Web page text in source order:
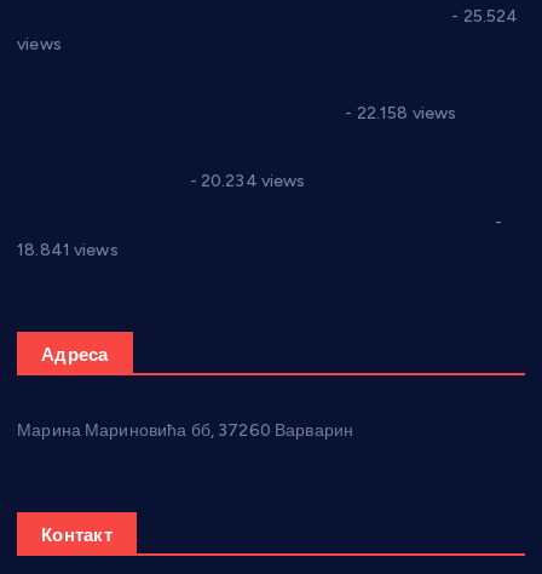
- 25.524
views
- 22.158 views
- 20.234 views
-
18.841 views
Адреса
Марина Мариновића бб, 37260 Варварин
Контакт